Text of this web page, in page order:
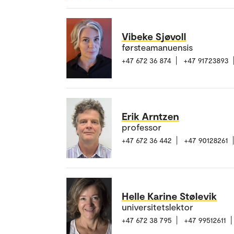
Vibeke Sjøvoll
førsteamanuensis
+47 672 36 874 +47 91723893
Erik Arntzen
professor
+47 672 36 442 +47 90128261
Helle Karine Stølevik
universitetslektor
+47 672 38 795 +47 99512611